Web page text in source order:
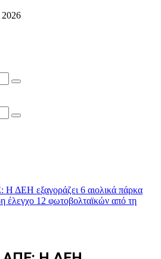
Search
Search
Η ΔΕΗ εξαγοράζει 6 αιολικά πάρκα
έλεγχο 12 φωτοβολταϊκών από τη